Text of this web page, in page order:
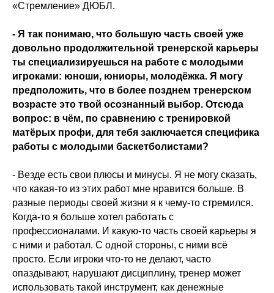
«Стремление» ДЮБЛ.
- Я так понимаю, что большую часть своей уже
довольно продолжительной тренерской карьеры
ты специализируешься на работе с молодыми
игроками: юноши, юниоры, молодёжка. Я могу
предположить, что в более позднем тренерском
возрасте это твой осознанный выбор. Отсюда
вопрос: в чём, по сравнению с тренировкой
матёрых профи, для тебя заключается специфика
работы с молодыми баскетболистами?
- Везде есть свои плюсы и минусы. Я не могу сказать,
что какая-то из этих работ мне нравится больше. В
разные периоды своей жизни я к чему-то стремился.
Когда-то я больше хотел работать с
профессионалами. И какую-то часть своей карьеры я
с ними и работал. С одной стороны, с ними всё
просто. Если игроки что-то не делают, часто
опаздывают, нарушают дисциплину, тренер может
использовать такой инструмент, как денежные